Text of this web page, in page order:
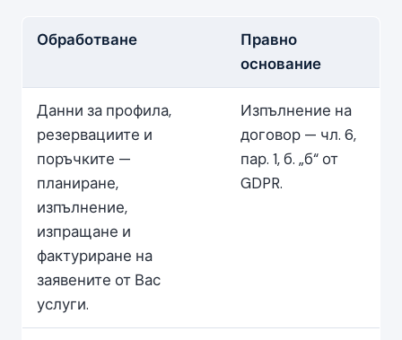
Обработване
Правно
основание
Данни за профила,
резервациите и
поръчките —
планиране,
изпълнение,
изпращане и
фактуриране на
заявените от Вас
услуги.
Изпълнение на
договор — чл. 6,
пар. 1, б. „б“ от
GDPR.